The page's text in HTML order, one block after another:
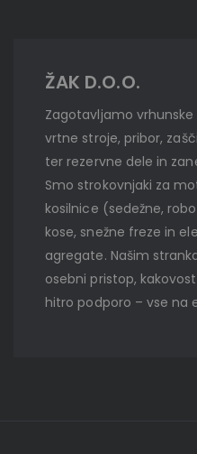
ŽAK D.O.O.
Zagotavljamo vrhunske
vrtne stroje, pribor,
ter rezervne dele in
Smo strokovnjaki za
kosilnice (sedežne,
kose, snežne freze in
agregate. Našim
osebni pristop,
hitro podporo – vse na